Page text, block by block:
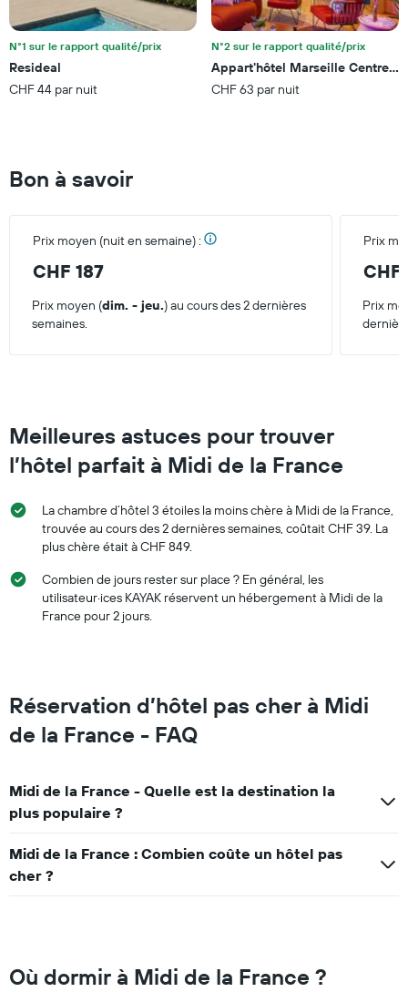
moyen
d'une
chambre
pour
ce
cours
3
derniers
jours
N°1 sur le rapport qualité/prix
Resideal
CHF 44 par nuit
N°2 sur le rapport qualité/prix
Appart'hôtel Marseille Centre
CHF 63 par nuit
Bon à savoir
Prix moyen (nuit en semaine) :
CHF 187
Prix
CHF
Prix moyen (dim. - jeu.) au cours des 2 dernières
semaines.
Prix
Meilleures astuces pour trouver
l’hôtel parfait à Midi de la France
La chambre d’hôtel 3 étoiles la moins chère à Midi de la France,
trouvée au cours des 2 dernières semaines, coûtait CHF 39. La
plus chère était à CHF 849.
Combien de jours rester sur place ? En général, les
utilisateur·ices KAYAK réservent un hébergement à Midi de la
France pour 2 jours.
Réservation d’hôtel pas cher à Midi
de la France - FAQ
Midi de la France - Quelle est la destination la
plus populaire ?
Midi de la France : Combien coûte un hôtel pas
cher ?
Où dormir à Midi de la France ?